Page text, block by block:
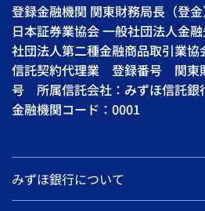
登録金融機関 関東財務局長（登
日本証券業協会 一般社団法人金
社団法人第二種金融商品取引業協
信託契約代理業 登録番号 関東
号 所属信託会社：みずほ信託銀
金融機関コード：0001
みずほ銀行について